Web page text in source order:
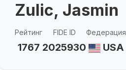
Zulic, Jasmin
Рейтинг
1767
FIDE ID
2025930
Федерация
USA